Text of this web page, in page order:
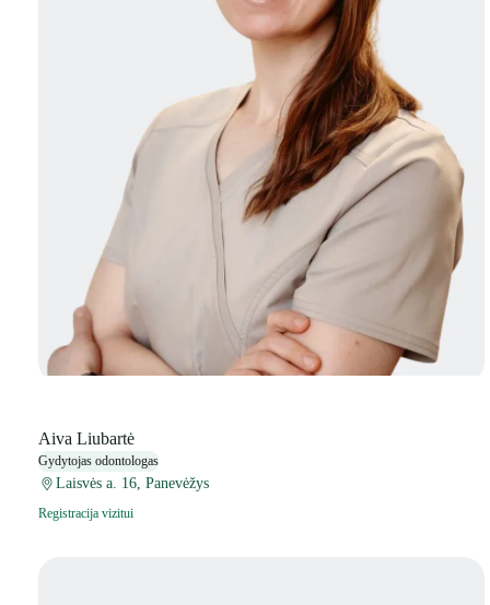
Aiva Liubartė
Gydytojas odontologas
Laisvės a. 16, Panevėžys
Registracija vizitui